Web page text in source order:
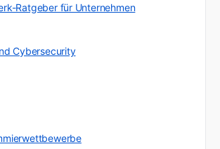
Ratgeber für Unternehmen
Cybersecurity